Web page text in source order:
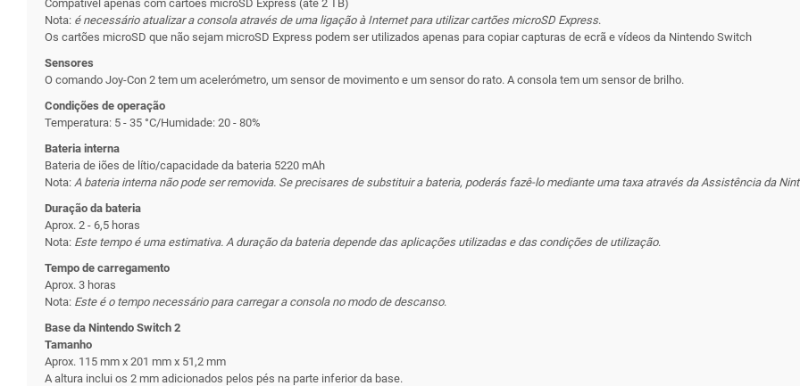
Compatível apenas com cartões microSD Express (até 2 TB)
Nota: é necessário atualizar a consola através de uma ligação à Internet para utilizar cartões microSD Express.
Os cartões microSD que não sejam microSD Express podem ser utilizados apenas para copiar capturas de ecrã e vídeos da Nintendo Switch
Sensores
O comando Joy-Con 2 tem um acelerómetro, um sensor de movimento e um sensor do rato. A consola tem um sensor de brilho.
Condições de operação
Temperatura: 5 - 35 °C/Humidade: 20 - 80%
Bateria interna
Bateria de iões de lítio/capacidade da bateria 5220 mAh
Nota: A bateria interna não pode ser removida. Se precisares de substituir a bateria, poderás fazê-lo mediante uma taxa através da Assistência da
Duração da bateria
Aprox. 2 - 6,5 horas
Nota: Este tempo é uma estimativa. A duração da bateria depende das aplicações utilizadas e das condições de utilização.
Tempo de carregamento
Aprox. 3 horas
Nota: Este é o tempo necessário para carregar a consola no modo de descanso.
Base da Nintendo Switch 2
Tamanho
Aprox. 115 mm x 201 mm x 51,2 mm
A altura inclui os 2 mm adicionados pelos pés na parte inferior da base.